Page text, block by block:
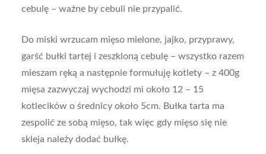
cebulę – ważne by cebuli nie przypalić.
Do miski wrzucam mięso mielone, jajko, przyprawy,
garść bułki tartej i zeszkloną cebulę – wszystko razem
mieszam ręką a następnie formułuję kotlety – z 400g
mięsa zazwyczaj wychodzi mi około 12 – 15
kotlecików o średnicy około 5cm. Bułka tarta ma
zespolić ze sobą mięso, tak więc gdy mięso się nie
skleja należy dodać bułkę.